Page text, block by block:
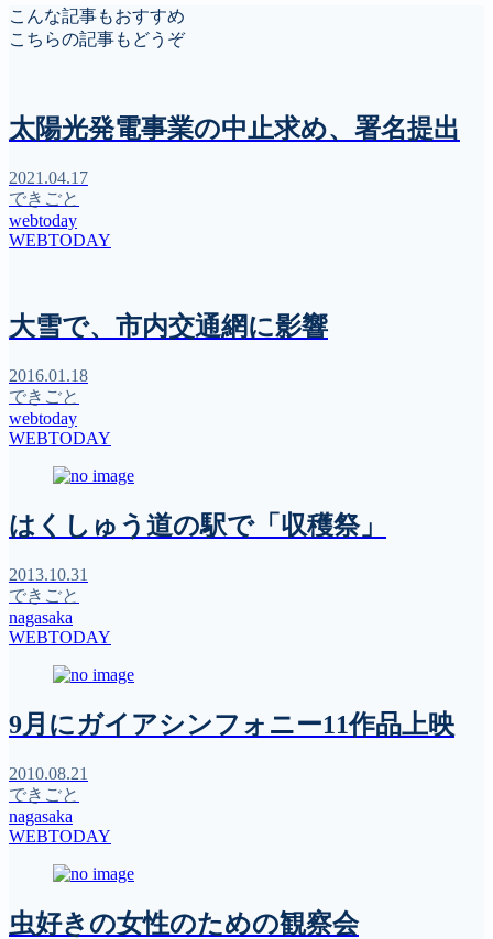
こんな記事もおすすめ
こちらの記事もどうぞ
太陽光発電事業の中止求め、署名提出
2021.04.17
できごと
webtoday
WEBTODAY
大雪で、市内交通網に影響
2016.01.18
できごと
webtoday
WEBTODAY
はくしゅう道の駅で「収穫祭」
2013.10.31
できごと
nagasaka
WEBTODAY
9月にガイアシンフォニー11作品上映
2010.08.21
できごと
nagasaka
WEBTODAY
虫好きの女性のための観察会